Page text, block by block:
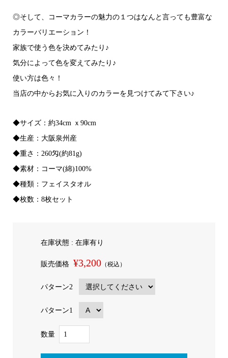
◎そして、コーマカラーの魅力の１つはなんと言っても豊富な
カラーバリエーション！
家族で使う色を決めてみたり♪
気分によって色を変えてみたり♪
使い方は色々！
当店の中からお気に入りのカラーを見つけてみて下さい♪
◆サイズ：約34cm ｘ90cm
◆生産：大阪泉州産
◆重さ：260匁(約81g)
◆素材：コーマ(綿)100%
◆種類：フェイスタオル
◆枚数：8枚セット
在庫状態 : 在庫有り
販売価格 ¥3,200（税込）
パターン2
パターン1
数量